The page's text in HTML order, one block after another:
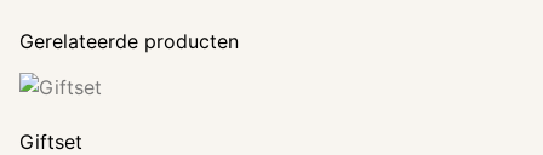
Gerelateerde producten
Giftset